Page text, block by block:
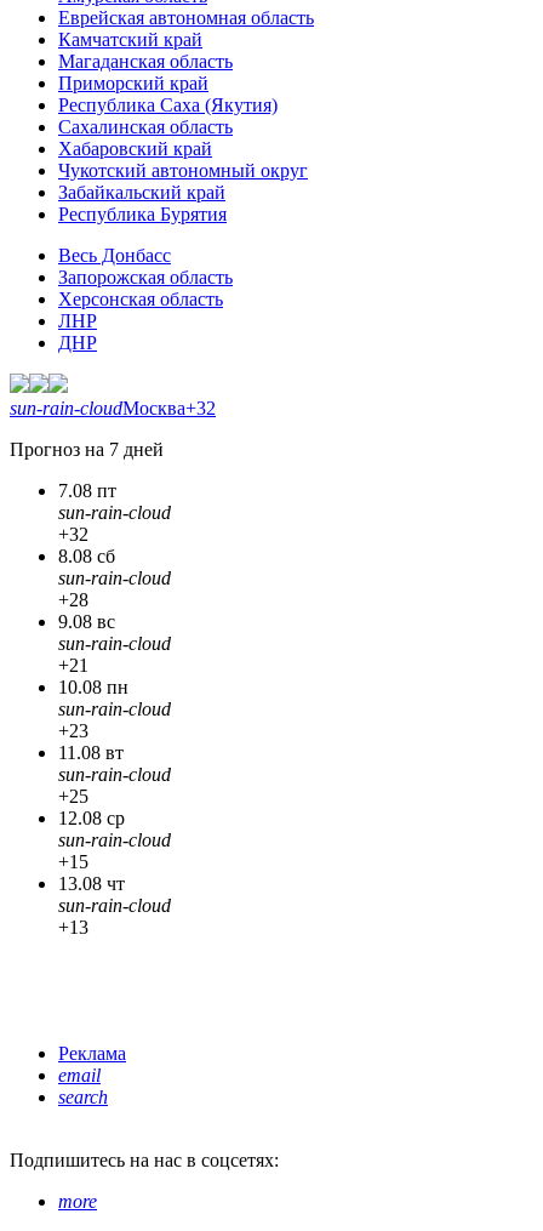
Еврейская автономная область
Камчатский край
Магаданская область
Приморский край
Республика Саха (Якутия)
Сахалинская область
Хабаровский край
Чукотский автономный округ
Забайкальский край
Республика Бурятия
Весь Донбасс
Запорожская область
Херсонская область
ЛНР
ДНР
sun-rain-cloudМосква+32
Прогноз на 7 дней
7.08 пт
sun-rain-cloud
+32
8.08 сб
sun-rain-cloud
+28
9.08 вс
sun-rain-cloud
+21
10.08 пн
sun-rain-cloud
+23
11.08 вт
sun-rain-cloud
+25
12.08 ср
sun-rain-cloud
+15
13.08 чт
sun-rain-cloud
+13
Реклама
email
search
Подпишитесь на нас в соцсетях:
more